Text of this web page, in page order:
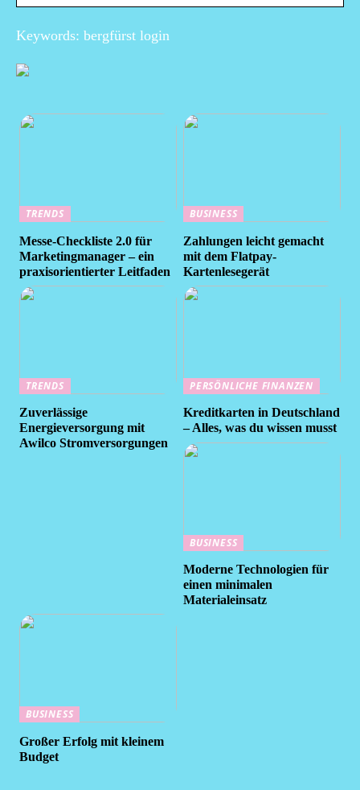
Keywords: bergfürst login
TRENDS
Messe-Checkliste 2.0 für
Marketingmanager – ein
praxisorientierter Leitfaden
BUSINESS
Zahlungen leicht gemacht
mit dem Flatpay-
Kartenlesegerät
TRENDS
Zuverlässige
Energieversorgung mit
Awilco Stromversorgungen
PERSÖNLICHE FINANZEN
Kreditkarten in Deutschland
– Alles, was du wissen musst
BUSINESS
Moderne Technologien für
einen minimalen
Materialeinsatz
BUSINESS
Großer Erfolg mit kleinem
Budget